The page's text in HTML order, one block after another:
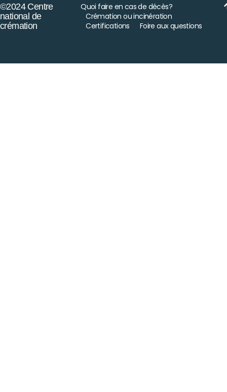
©2024 Centre
national de
crémation
Quoi faire en cas de décès?
Crémation ou incinération
Certifications
Foire aux questions